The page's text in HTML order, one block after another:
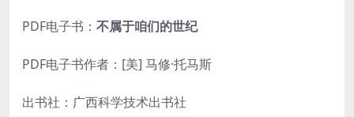
PDF电子书： 不属于咱们的世纪
PDF电子书作者：[美] 马修·托马斯
出书社：广西科学技术出书社